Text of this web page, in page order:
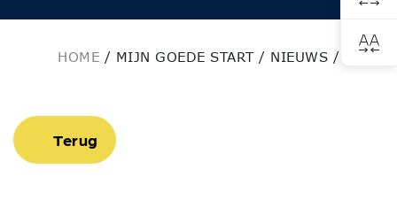
HOME / MIJN GOEDE START / NIEUWS /
Terug